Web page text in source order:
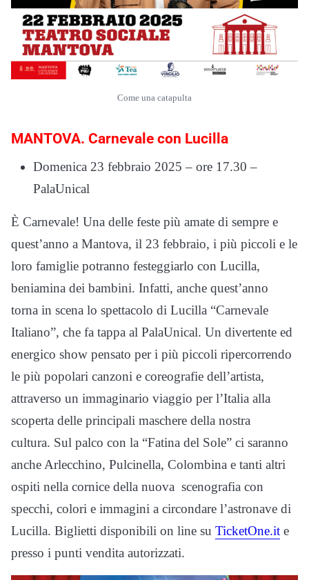
Come una catapulta
MANTOVA. Carnevale con Lucilla
Domenica 23 febbraio 2025 – ore 17.30 –
PalaUnical
È Carnevale! Una delle feste più amate di sempre e
quest’anno a Mantova, il 23 febbraio, i più piccoli e le
loro famiglie potranno festeggiarlo con Lucilla,
beniamina dei bambini. Infatti, anche quest’anno
torna in scena lo spettacolo di Lucilla “Carnevale
Italiano”, che fa tappa al PalaUnical. Un divertente ed
energico show pensato per i più piccoli ripercorrendo
le più popolari canzoni e coreografie dell’artista,
attraverso un immaginario viaggio per l’Italia alla
scoperta delle principali maschere della nostra
cultura. Sul palco con la “Fatina del Sole” ci saranno
anche Arlecchino, Pulcinella, Colombina e tanti altri
ospiti nella cornice della nuova scenografia con
specchi, colori e immagini a circondare l’astronave di
Lucilla. Biglietti disponibili on line su TicketOne.it e
presso i punti vendita autorizzati.